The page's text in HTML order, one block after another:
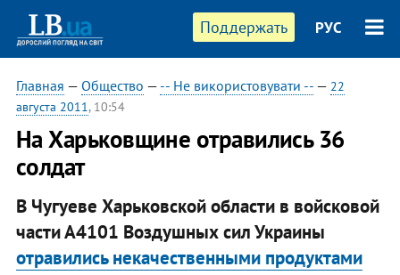
Поддержать РУС
Главная — Общество — -- Не використовувати --— 22
августа 2011, 10:54
На Харьковщине отравились 36
солдат
В Чугуеве Харьковской области в войсковой
части А4101 Воздушных сил Украины
отравились некачественными продуктами